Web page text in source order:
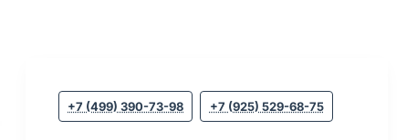
+7 (499) 390-73-98 +7 (925) 529-68-75